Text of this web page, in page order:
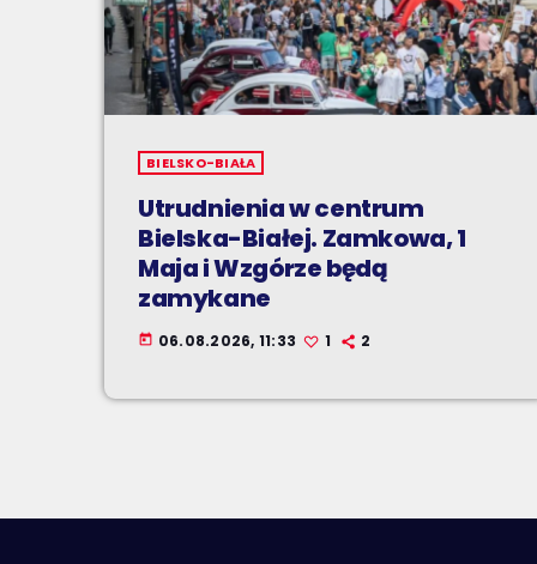
BIELSKO-BIAŁA
Utrudnienia w centrum
Bielska-Białej. Zamkowa, 1
Maja i Wzgórze będą
zamykane
today 06.08.2026, 11:33 1 2